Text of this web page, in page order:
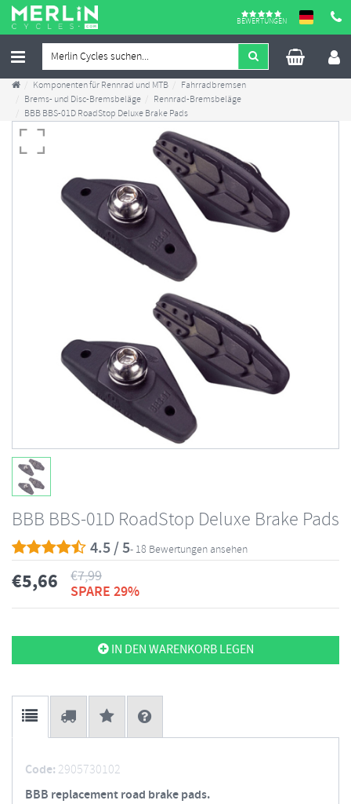
BEWERTUNGEN
Komponenten für Rennrad und MTB
Fahrradbremsen
Brems- und Disc-Bremsbeläge
Rennrad-Bremsbeläge
BBB BBS-01D RoadStop Deluxe Brake Pads
BBB BBS-01D RoadStop Deluxe Brake Pads
4.5 / 5- 18 Bewertungen ansehen
€5,66 €7,99
SPARE 29%
IN DEN WARENKORB LEGEN
Code: 2905730102
BBB replacement road brake pads.